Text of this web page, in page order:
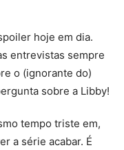
hoje em dia.
entrevistas sempre
o (ignorante do)
sobre a Libby!
tempo triste em,
a série acabar. É